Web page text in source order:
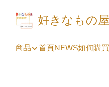
好きなもの屋
商品 首頁NEWS如何購買